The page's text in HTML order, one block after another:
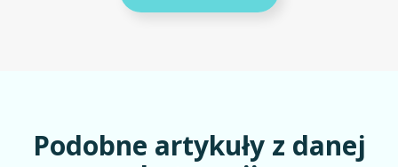
Podobne artykuły z danej